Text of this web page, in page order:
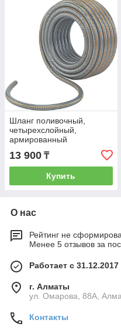
Шланг поливочный,
четырехслойный,
армированный
"Professional", 1/2 15 м
Palisad Luxe 67459
13 900 ₸
Купить
О нас
Рейтинг не
Менее 5 отзывов за
Работает с 31.12.2017
г. Алматы
ул. Омарова, 88А,
Контакты